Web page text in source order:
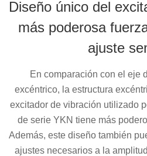
Diseño único del
más poderosa
ajuste
En comparación con el eje
excéntrico, la estructura
excitador de vibración utilizado
de serie YKN tiene más
Además, este diseño también
ajustes necesarios a la